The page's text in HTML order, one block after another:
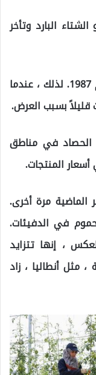
البارد وتأخر
كان لدينا أبرد شهر آذار (مارس) منذ عام 1987. لذلك ، عندما
قليلاً بسبب العرض.
الحصاد في مناطق
المنتجات.
الماضية مرة أخرى.
في الدفيئات.
، إنها تتزايد
مثل أنطاليا ، زاد